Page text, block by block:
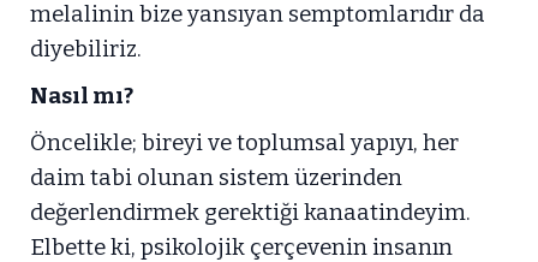
melalinin bize yansıyan semptomlarıdır da
diyebiliriz.
Nasıl mı?
Öncelikle; bireyi ve toplumsal yapıyı, her
daim tabi olunan sistem üzerinden
değerlendirmek gerektiği kanaatindeyim.
Elbette ki, psikolojik çerçevenin insanın